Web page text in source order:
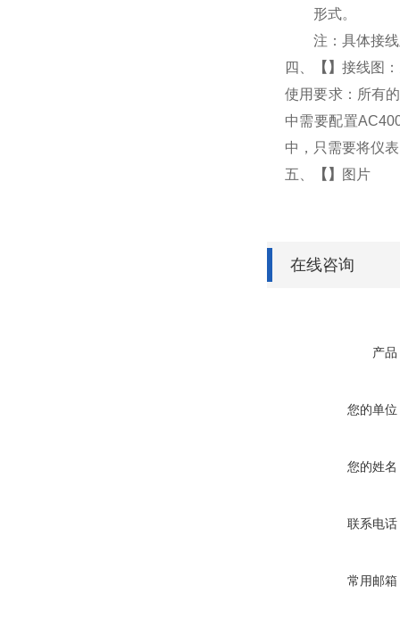
形式。
注：具体接
四、
【 】 接线图
使用要求：所有
中需要配置
中，只需要将仪
五、
【 】 图片
在线咨询
产品
您的单位
您的姓名
联系电话
常用邮箱